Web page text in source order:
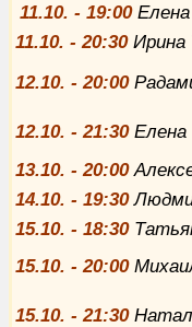
11.10. - 19:00
11.10. - 20:30 Ирина
12.10. - 20:00
12.10. - 21:30
13.10. - 20:00
14.10. - 19:30
15.10. - 18:30
15.10. - 20:00
15.10. - 21:30